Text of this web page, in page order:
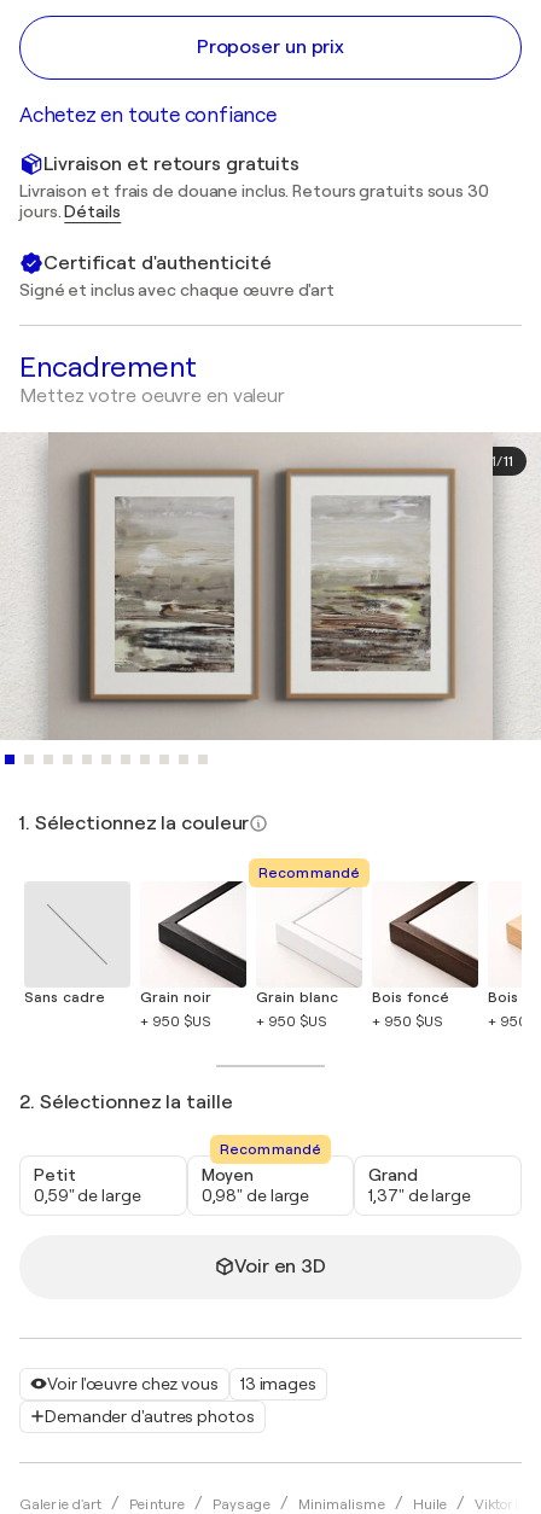
Voir l'œuvre chez vous
13 images
Demander d'autres photos
Galerie d'art Peinture Paysage Minimalisme Huile Viktoria
Proposer un prix
Achetez en toute confiance
Livraison et retours gratuits
Livraison et frais de douane inclus. Retours gratuits sous 30
jours.Détails
Certificat d'authenticité
Signé et inclus avec chaque œuvre d'art
Encadrement
Mettez votre oeuvre en valeur
1/11
1. Sélectionnez la couleur
Sans cadre
Grain noir
+ 950 $US
Recommandé
Grain blanc
+ 950 $US
Bois foncé
+ 950 $US
Bois
+ 950
2. Sélectionnez la taille
Petit
0,59" de large
Recommandé
Moyen
0,98" de large
Grand
1,37" de large
Voir en 3D